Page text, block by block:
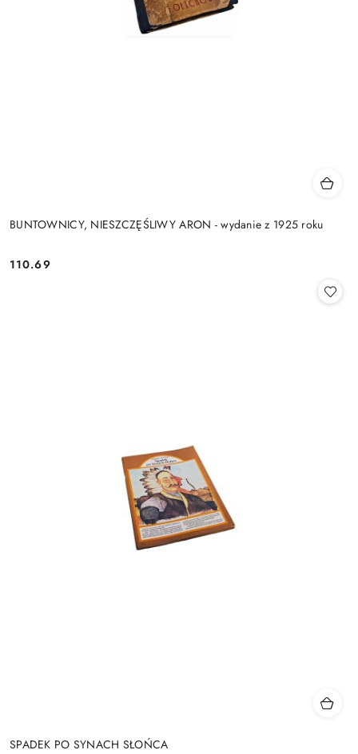
BUNTOWNICY, NIESZCZĘŚLIWY ARON - wydanie z 1925 roku
Cena:
110.69
SPADEK PO SYNACH SŁOŃCA